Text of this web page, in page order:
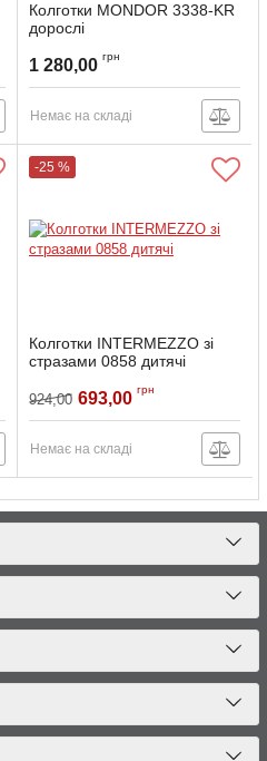
Колготки MONDOR 3338-KR
дорослі
1 280,00 грн
Немає на складі
-25 %
Колготки INTERMEZZO зі
стразами 0858 дитячі
924,00 693,00 грн
Немає на складі